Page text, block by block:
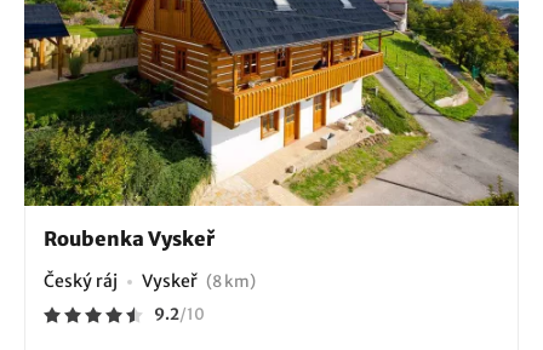
Roubenka Vyskeř
Český ráj Vyskeř (8 km)
9.2/10